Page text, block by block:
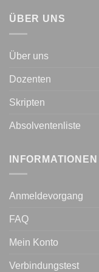
ÜBER UNS
Über uns
Dozenten
Skripten
Absolventenliste
INFORMATIONEN
Anmeldevorgang
FAQ
Mein Konto
Verbindungstest